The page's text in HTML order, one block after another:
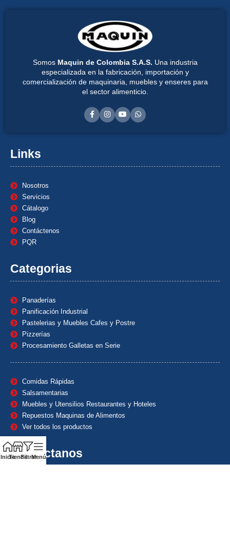
Somos Maquin de Colombia S.A.S. Una industria
especializada en la fabricación, importación y
comercialización de maquinaria, muebles y enseres para
el sector alimenticio.
Links
Nosotros
Servicios
Cátalogo
Blog
Contáctenos
PQR
Categorias
Panaderías
Panificación Industrial
Pastelerias y Muebles Cafes y Postre
Pizzerías
Procesamiento Galletas en Serie
Comidas Rápidas
Salsamentarias
Muebles y Utensilios Restaurantes y Hoteles
Repuestos Maquinas de Alimentos
Ver todos los productos
Contáctanos
InicioTiendaFiltrarMenú